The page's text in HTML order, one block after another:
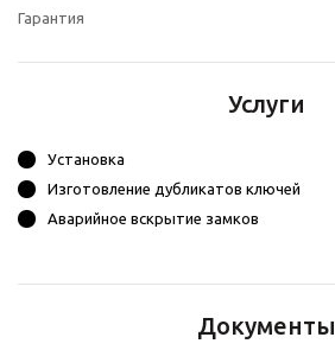
Гарантия
Услуги
Установка
Изготовление дубликатов ключей
Аварийное вскрытие замков
Документы